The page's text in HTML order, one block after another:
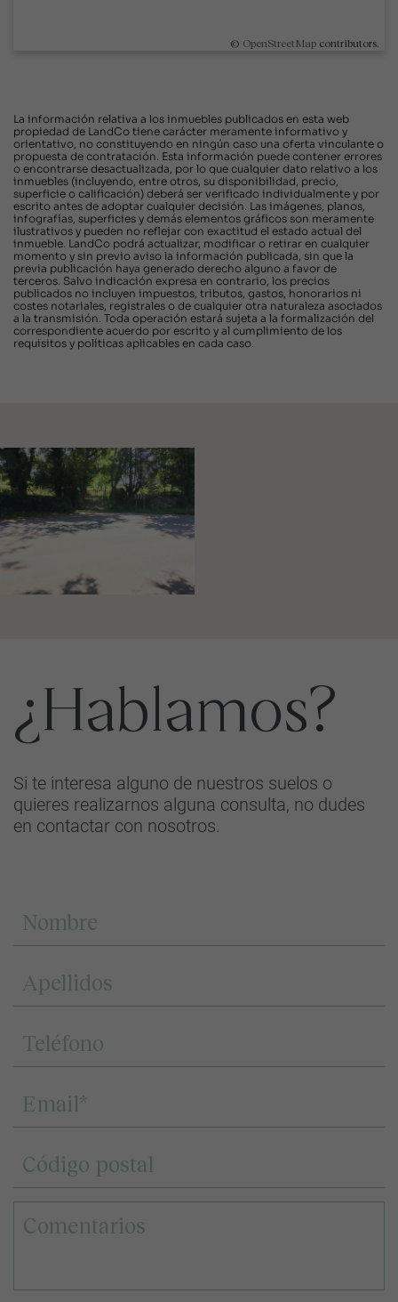
© OpenStreetMap contributors.
La información relativa a los inmuebles publicados en esta web
propiedad de LandCo tiene carácter meramente informativo y
orientativo, no constituyendo en ningún caso una oferta vinculante o
propuesta de contratación. Esta información puede contener errores
o encontrarse desactualizada, por lo que cualquier dato relativo a los
inmuebles (incluyendo, entre otros, su disponibilidad, precio,
superficie o calificación) deberá ser verificado individualmente y por
escrito antes de adoptar cualquier decisión. Las imágenes, planos,
infografías, superficies y demás elementos gráficos son meramente
ilustrativos y pueden no reflejar con exactitud el estado actual del
inmueble. LandCo podrá actualizar, modificar o retirar en cualquier
momento y sin previo aviso la información publicada, sin que la
previa publicación haya generado derecho alguno a favor de
terceros. Salvo indicación expresa en contrario, los precios
publicados no incluyen impuestos, tributos, gastos, honorarios ni
costes notariales, registrales o de cualquier otra naturaleza asociados
a la transmisión. Toda operación estará sujeta a la formalización del
correspondiente acuerdo por escrito y al cumplimiento de los
requisitos y políticas aplicables en cada caso.
¿Hablamos?
Si te interesa alguno de nuestros suelos o
quieres realizarnos alguna consulta, no dudes
en contactar con nosotros.